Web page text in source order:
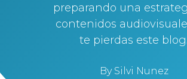
preparando una
contenidos
te pierdas este blog.
BySilvi Nunez